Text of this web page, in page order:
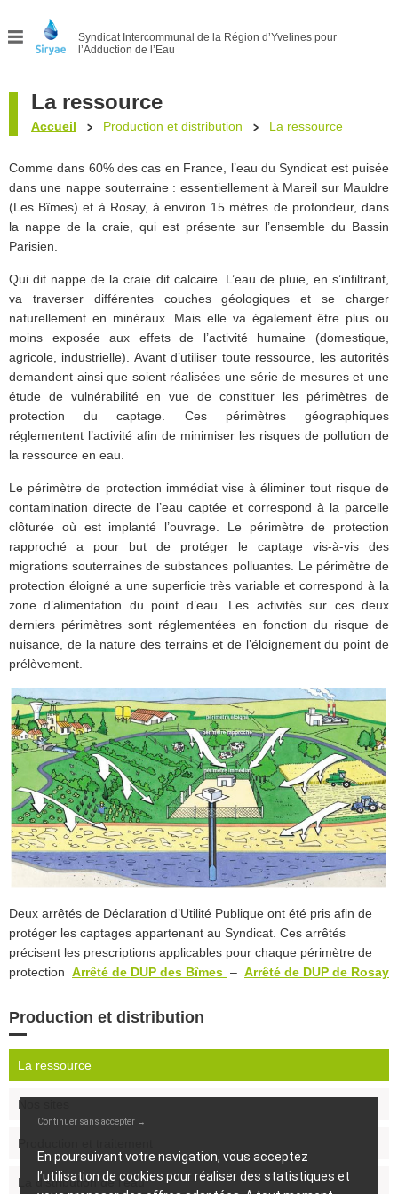
Syndicat Intercommunal de la Région d’Yvelines pour
l’Adduction de l’Eau
Menu
La ressource
Accueil Production et distribution La ressource
Comme dans 60% des cas en France, l’eau du Syndicat est puisée
dans une nappe souterraine : essentiellement à Mareil sur Mauldre
(Les Bîmes) et à Rosay, à environ 15 mètres de profondeur, dans
la nappe de la craie, qui est présente sur l’ensemble du Bassin
Parisien.
Qui dit nappe de la craie dit calcaire. L’eau de pluie, en s’infiltrant,
va traverser différentes couches géologiques et se charger
naturellement en minéraux. Mais elle va également être plus ou
moins exposée aux effets de l’activité humaine (domestique,
agricole, industrielle). Avant d’utiliser toute ressource, les autorités
demandent ainsi que soient réalisées une série de mesures et une
étude de vulnérabilité en vue de constituer les périmètres de
protection du captage. Ces périmètres géographiques
réglementent l’activité afin de minimiser les risques de pollution de
la ressource en eau.
Le périmètre de protection immédiat vise à éliminer tout risque de
contamination directe de l’eau captée et correspond à la parcelle
clôturée où est implanté l’ouvrage. Le périmètre de protection
rapproché a pour but de protéger le captage vis-à-vis des
migrations souterraines de substances polluantes. Le périmètre de
protection éloigné a une superficie très variable et correspond à la
zone d’alimentation du point d’eau. Les activités sur ces deux
derniers périmètres sont réglementées en fonction du risque de
nuisance, de la nature des terrains et de l’éloignement du point de
prélèvement.
Deux arrêtés de Déclaration d’Utilité Publique ont été pris afin de
protéger les captages appartenant au Syndicat. Ces arrêtés
précisent les prescriptions applicables pour chaque périmètre de
protection Arrêté de DUP des Bîmes – Arrêté de DUP de Rosay
Production et distribution
La ressource
Nos sites
Production et traitement
La distribution de l’eau
Continuer sans accepter →
En poursuivant votre navigation, vous acceptez
l’utilisation de cookies pour réaliser des statistiques et